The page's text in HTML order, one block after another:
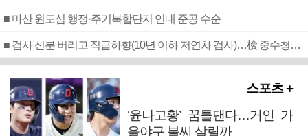
■ 마산 원도심 행정·주거복합단지 연내 준공 수순
■ 검사 신분 버리고 직급하향(10년 이하 저연차 검사)…檢 중수청행 기피
스포츠 +
‘윤나고황’ 꿈틀댄다…거인 가
을야구 불씨 살릴까